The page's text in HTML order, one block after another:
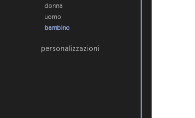
donna
uomo
bambino
personalizzazioni